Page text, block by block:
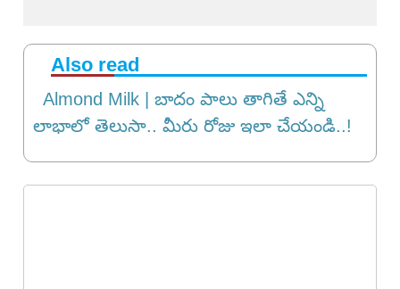
Also read
Almond Milk | బాదం పాలు తాగితే ఎన్ని
లాభాలో తెలుసా.. మీరు రోజు ఇలా చేయండి..!